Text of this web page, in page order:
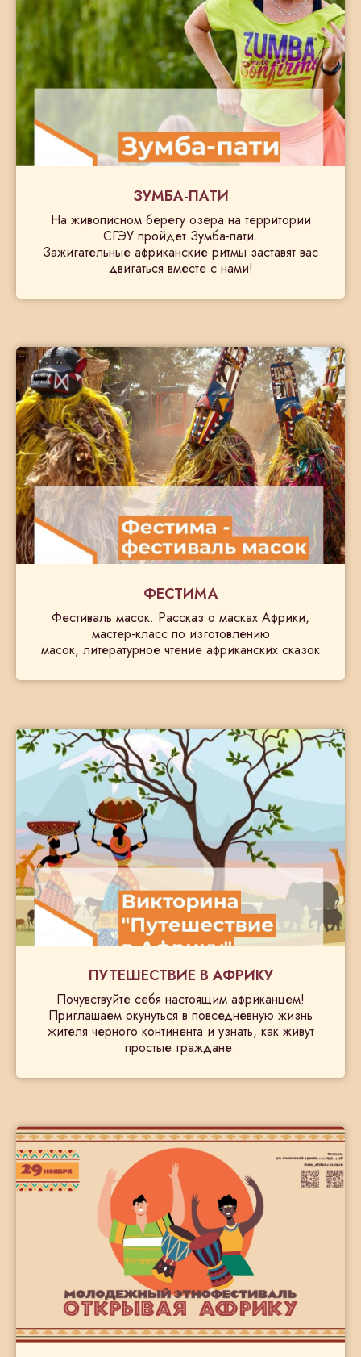
ЗУМБА-ПАТИ
На живописном берегу озера на территории
СГЭУ пройдет Зумба-пати.
Зажигательные африканские ритмы заставят вас
двигаться вместе с нами!
ФЕСТИМА
Фестиваль масок. Рассказ о масках Африки,
мастер-класс по изготовлению
масок, литературное чтение африканских сказок
ПУТЕШЕСТВИЕ В АФРИКУ
Почувствуйте себя настоящим африканцем!
Приглашаем окунуться в повседневную жизнь
жителя черного континента и узнать, как живут
простые граждане.